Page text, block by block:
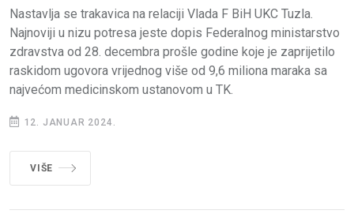
Nastavlja se trakavica na relaciji Vlada F BiH UKC Tuzla.
Najnoviji u nizu potresa jeste dopis Federalnog ministarstvo
zdravstva od 28. decembra prošle godine koje je zaprijetilo
raskidom ugovora vrijednog više od 9,6 miliona maraka sa
najvećom medicinskom ustanovom u TK.
12. JANUAR 2024.
VIŠE